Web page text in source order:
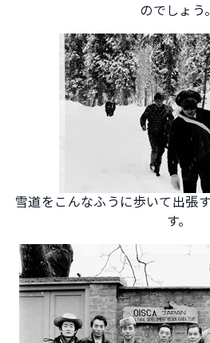
のでしょう。
雪道をこんなふうに歩いて出張
す。